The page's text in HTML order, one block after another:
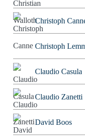
Christoph
Christoph
Claudio Casula
Claudio Zanetti
David Boos